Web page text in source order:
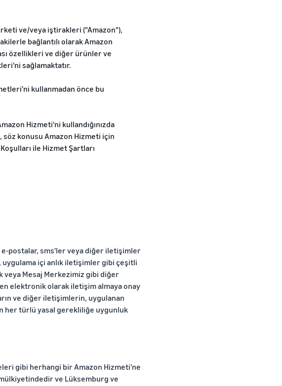
ve/veya iştirakleri ("Amazon"),
bağlantılı olarak Amazon
özellikleri ve diğer ürünler ve
sağlamaktatır.
kullanmadan önce bu
Hizmeti'ni kullandığınızda
söz konusu Amazon Hizmeti için
ile Hizmet Şartları
e-postalar, sms'ler veya diğer iletişimler
içi anlık iletişimler gibi çeşitli
veya Mesaj Merkezimiz gibi diğer
elektronik olarak iletişim almaya onay
ve diğer iletişimlerin, uygulanan
her türlü yasal gerekliliğe uygunluk
gibi herhangi bir Amazon Hizmeti'ne
ve Lüksemburg ve